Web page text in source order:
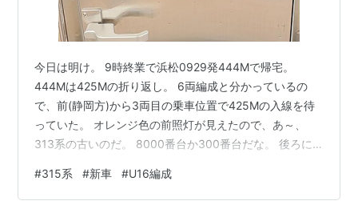
今日は明け。 9時終業で浜松0929発444Mで帰宅。
444Mは425Mの折り返し。 6両編成と分かっているの
で、前(静岡方)から3両目の乗車位置で425Mの入線を待
っていた。 オレンジ色の前照灯が見えたので、あ～、
313系の古いのだ。 8000番台か300番台だな。 後ろに
+315系4連だ。 ホームへの入線を見ていたら、315系な
んと！U16編成だった。 お～！新車だぁ。 嬉しくなっ
#315系 #新車 #U16編成